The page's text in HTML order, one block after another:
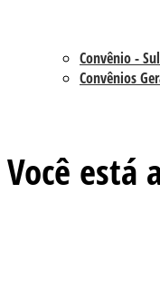
Convênio -
Convênios
Você está